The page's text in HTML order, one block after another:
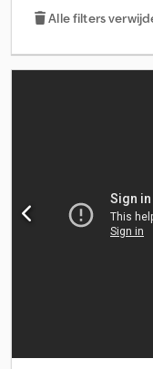
Alle filters